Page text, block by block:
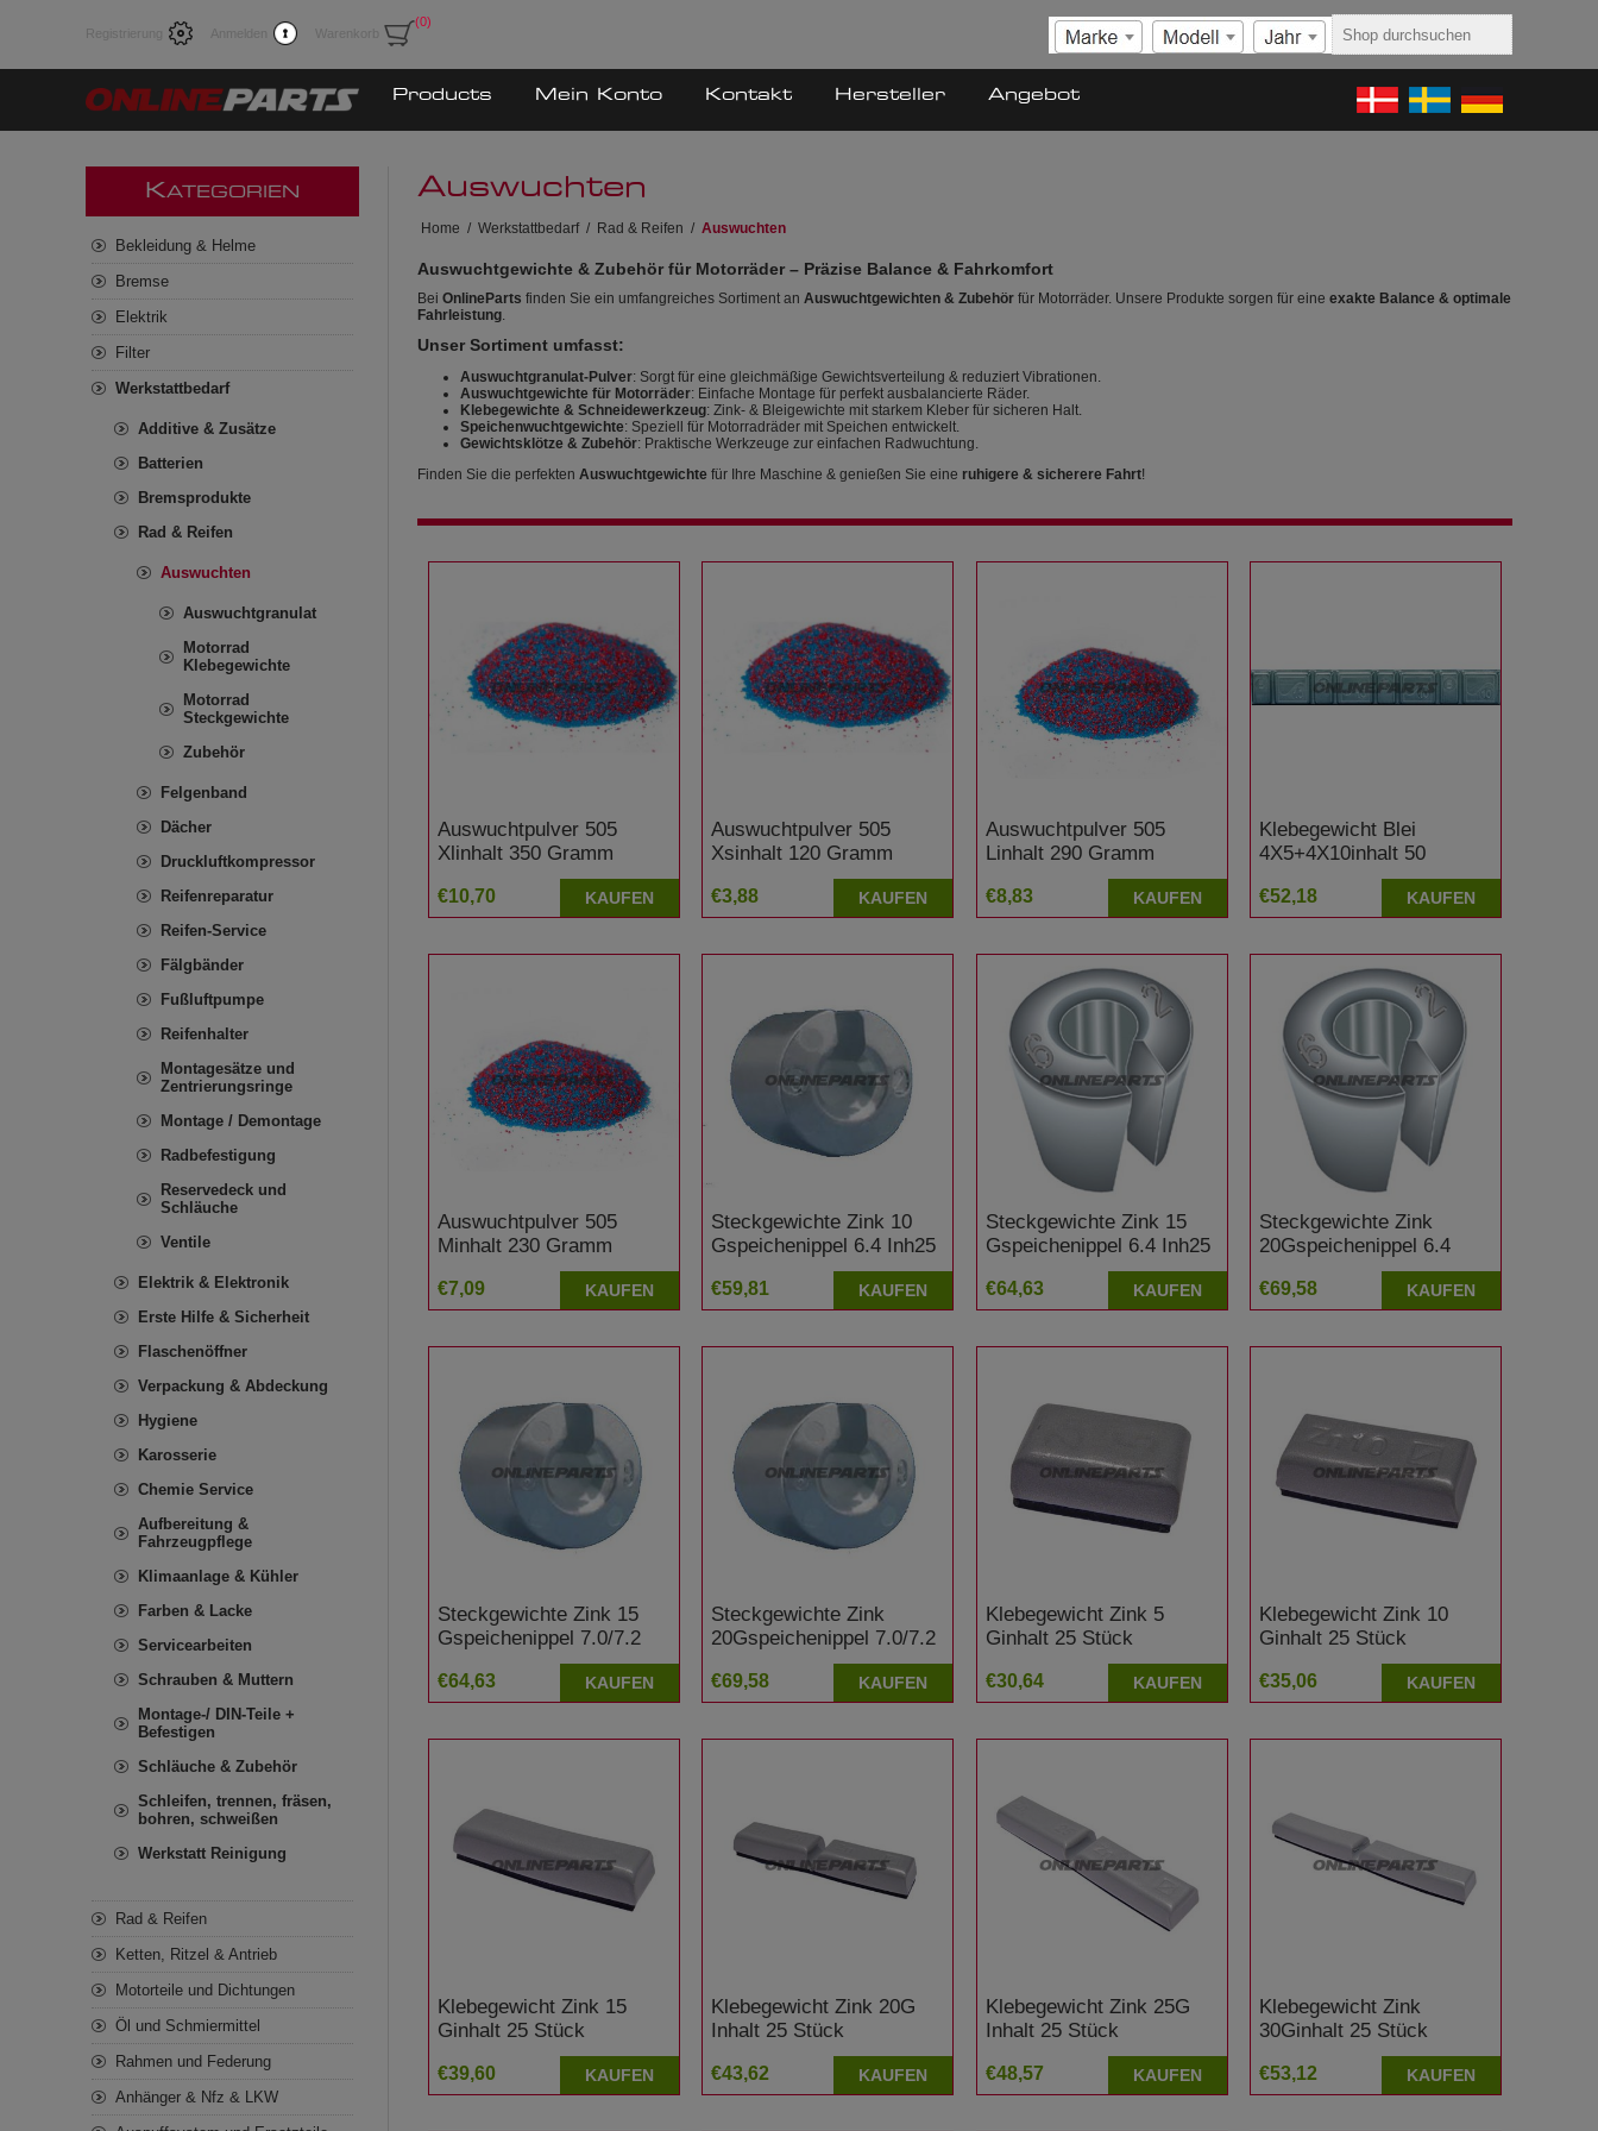
Registrierung Anmelden Warenkorb
(0)
Products Mein Konto Kontakt Hersteller Angebot
Auswuchten
Home / Werkstattbedarf / Rad & Reifen / Auswuchten
Auswuchtgewichte & Zubehör für Motorräder – Präzise Balance & Fahrkomfort
Bei OnlineParts finden Sie ein umfangreiches Sortiment an Auswuchtgewichten & Zubehör für Motorräder. Unsere Produkte sorgen für eine exakte Balance & optimale
Fahrleistung.
Unser Sortiment umfasst:
Auswuchtgranulat-Pulver: Sorgt für eine gleichmäßige Gewichtsverteilung & reduziert Vibrationen.
Auswuchtgewichte für Motorräder: Einfache Montage für perfekt ausbalancierte Räder.
Klebegewichte & Schneidewerkzeug: Zink- & Bleigewichte mit starkem Kleber für sicheren Halt.
Speichenwuchtgewichte: Speziell für Motorradräder mit Speichen entwickelt.
Gewichtsklötze & Zubehör: Praktische Werkzeuge zur einfachen Radwuchtung.
Finden Sie die perfekten Auswuchtgewichte für Ihre Maschine & genießen Sie eine ruhigere & sicherere Fahrt!
Auswuchtpulver 505
Xlinhalt 350 Gramm
€10,70 KAUFEN
Auswuchtpulver 505
Xsinhalt 120 Gramm
€3,88 KAUFEN
Auswuchtpulver 505
Linhalt 290 Gramm
€8,83 KAUFEN
Klebegewicht Blei
4X5+4X10inhalt 50
Alternative: 5192836
€52,18 KAUFEN
Auswuchtpulver 505
Minhalt 230 Gramm
€7,09 KAUFEN
Steckgewichte Zink 10
Gspeichenippel 6.4 Inh25
€59,81 KAUFEN
Steckgewichte Zink 15
Gspeichenippel 6.4 Inh25
€64,63 KAUFEN
Steckgewichte Zink
20Gspeichenippel 6.4
€69,58 KAUFEN
Steckgewichte Zink 15
Gspeichenippel 7.0/7.2
€64,63 KAUFEN
Steckgewichte Zink
20Gspeichenippel 7.0/7.2
€69,58 KAUFEN
Klebegewicht Zink 5
Ginhalt 25 Stück
€30,64 KAUFEN
Klebegewicht Zink 10
Ginhalt 25 Stück
€35,06 KAUFEN
Klebegewicht Zink 15
Ginhalt 25 Stück
€39,60 KAUFEN
Klebegewicht Zink 20G
Inhalt 25 Stück
€43,62 KAUFEN
Klebegewicht Zink 25G
Inhalt 25 Stück
€48,57 KAUFEN
Klebegewicht Zink
30Ginhalt 25 Stück
€53,12 KAUFEN
KATEGORIEN
Bekleidung & Helme
Bremse
Elektrik
Filter
Werkstattbedarf
Additive & Zusätze
Batterien
Bremsprodukte
Rad & Reifen
Auswuchten
Auswuchtgranulat
Motorrad
Klebegewichte
Motorrad
Steckgewichte
Zubehör
Felgenband
Dächer
Druckluftkompressor
Reifenreparatur
Reifen-Service
Fälgbänder
Fußluftpumpe
Reifenhalter
Montagesätze und
Zentrierungsringe
Montage / Demontage
Radbefestigung
Reservedeck und
Schläuche
Ventile
Elektrik & Elektronik
Erste Hilfe & Sicherheit
Flaschenöffner
Verpackung & Abdeckung
Hygiene
Karosserie
Chemie Service
Aufbereitung &
Fahrzeugpflege
Klimaanlage & Kühler
Farben & Lacke
Servicearbeiten
Schrauben & Muttern
Montage-/ DIN-Teile +
Befestigen
Schläuche & Zubehör
Schleifen, trennen, fräsen,
bohren, schweißen
Werkstatt Reinigung
Rad & Reifen
Ketten, Ritzel & Antrieb
Motorteile und Dichtungen
Öl und Schmiermittel
Rahmen und Federung
Anhänger & Nfz & LKW